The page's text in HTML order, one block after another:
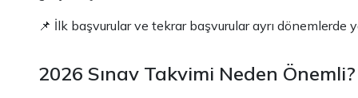
📌 İlk başvurular ve tekrar başvurular ayrı dönemlerde
2026 Sınav Takvimi Neden Önemli?